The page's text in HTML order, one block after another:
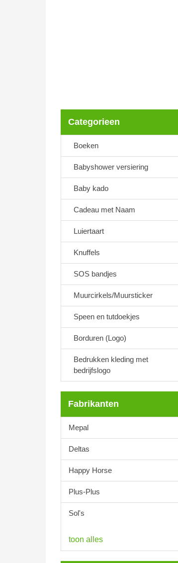
Categorieen
Boeken
Babyshower versiering
Baby kado
Cadeau met Naam
Luiertaart
Knuffels
SOS bandjes
Muurcirkels/Muursticker
Speen en tutdoekjes
Borduren (Logo)
Bedrukken kleding met
bedrijfslogo
Fabrikanten
Mepal
Deltas
Happy Horse
Plus-Plus
Sol's
toon alles